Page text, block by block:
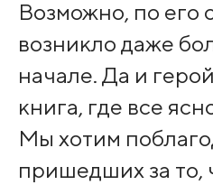
Возможно, по его
возникло даже
начале. Да и
книга, где все
Мы хотим
пришедших за то,